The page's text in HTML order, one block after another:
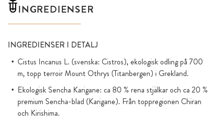
INGREDIENSER
INGREDIENSER I DETALJ
Cistus Incanus L. (svenska: Cistros), ekologisk odling på 700
m, topp terroir Mount Othrys (Titanbergen) i Grekland.
Ekologisk Sencha Karigane: ca 80 % rena stjälkar och ca 20 %
premium Sencha-blad (Karigane). Från toppregionen Chiran
och Kirishima.